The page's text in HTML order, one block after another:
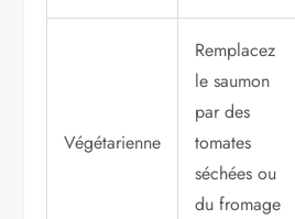
Végétarienne
Remplacez
le saumon
par des
tomates
séchées ou
du fromage